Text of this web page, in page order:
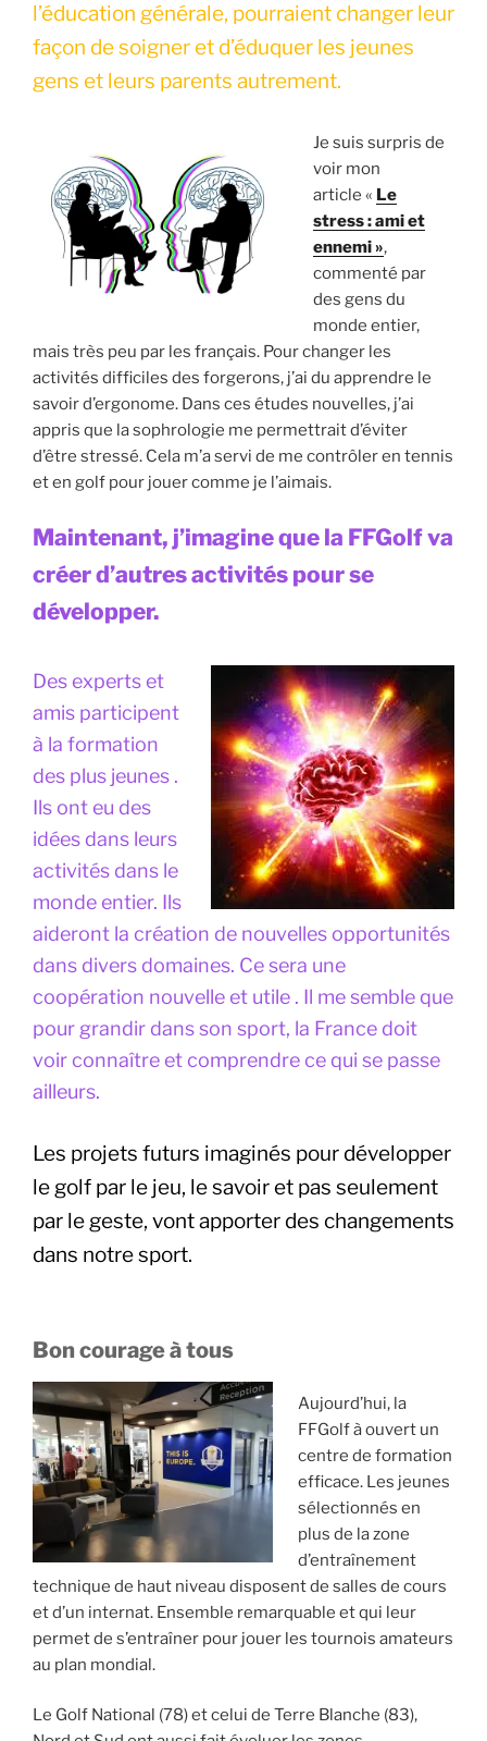
l’éducation générale, pourraient changer leur
façon de soigner et d’éduquer les jeunes
gens et leurs parents autrement.
Je suis surpris de
voir mon
article « Le
stress : ami et
ennemi »,
commenté par
des gens du
monde entier,
mais très peu par les français. Pour changer les
activités difficiles des forgerons, j’ai du apprendre le
savoir d’ergonome. Dans ces études nouvelles, j’ai
appris que la sophrologie me permettrait d’éviter
d’être stressé. Cela m’a servi de me contrôler en tennis
et en golf pour jouer comme je l’aimais.
Maintenant, j’imagine que la FFGolf va
créer d’autres activités pour se
développer.
Des experts et
amis participent
à la formation
des plus jeunes .
Ils ont eu des
idées dans leurs
activités dans le
monde entier. Ils
aideront la création de nouvelles opportunités
dans divers domaines. Ce sera une
coopération nouvelle et utile . Il me semble que
pour grandir dans son sport, la France doit
voir connaître et comprendre ce qui se passe
ailleurs.
Les projets futurs imaginés pour développer
le golf par le jeu, le savoir et pas seulement
par le geste, vont apporter des changements
dans notre sport.
Bon courage à tous
Aujourd’hui, la
FFGolf à ouvert un
centre de formation
efficace. Les jeunes
sélectionnés en
plus de la zone
d’entraînement
technique de haut niveau disposent de salles de cours
et d’un internat. Ensemble remarquable et qui leur
permet de s’entraîner pour jouer les tournois amateurs
au plan mondial.
Le Golf National (78) et celui de Terre Blanche (83),